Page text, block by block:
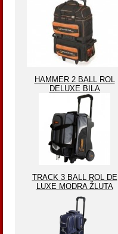
HAMMER 2 BALL ROL
DELUXE BILA
TRACK 3 BALL ROL DE
LUXE MODRA ŽLUTA